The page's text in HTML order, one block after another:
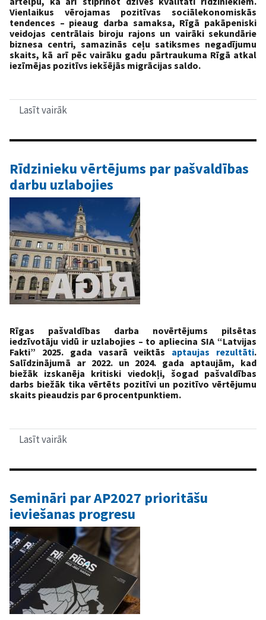
Vienlaikus vērojamas pozitīvas sociālekonomiskās
tendences – pieaug darba samaksa, Rīgā pakāpeniski
veidojas centrālais biroju rajons un vairāki sekundārie
biznesa centri, samazinās ceļu satiksmes negadījumu
skaits, kā arī pēc vairāku gadu pārtraukuma Rīgā atkal
iezīmējas pozitīvs iekšējās migrācijas saldo.
Lasīt vairāk
pilsētvide,
biznesa
centri
un
nostiprinās
galvaspilsētas
pievilcība
Rīdzinieku vērtējums par pašvaldības
darbu uzlabojies
Rīgas pašvaldības darba novērtējums pilsētas
iedzīvotāju vidū ir uzlabojies – to apliecina SIA “Latvijas
Fakti” 2025. gada vasarā veiktās aptaujas rezultāti.
Salīdzinājumā ar 2022. un 2024. gada aptaujām, kad
biežāk izskanēja kritiski viedokļi, šogad pašvaldības
darbs biežāk tika vērtēts pozitīvi un pozitīvo vērtējumu
skaits pieaudzis par 6 procentpunktiem.
Lasīt vairāk
par
darbu
uzlabojies
Semināri par AP2027 prioritāšu
ieviešanas progresu